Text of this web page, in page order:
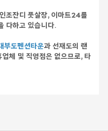
조잔디 풋살장, 이마트24를
다하고 있습니다.
부도펜션타운과 선재도의 랜
업체 및 직영점은 없으므로, 타